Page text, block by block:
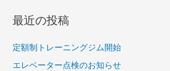
最近の投稿
定額制トレーニングジム開始
エレベーター点検のお知らせ